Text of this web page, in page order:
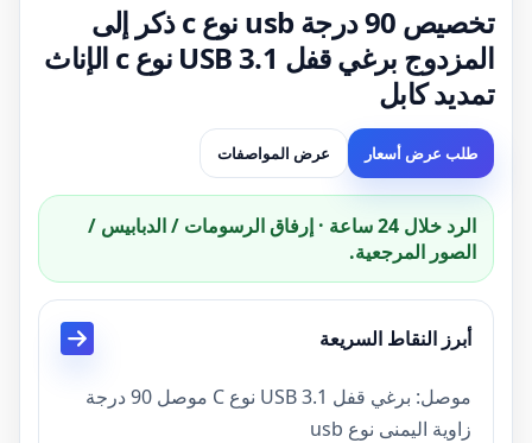
تخصيص 90 درجة usb نوع c ذكر إلى
المزدوج برغي قفل USB 3.1 نوع c الإناث
تمديد كابل
طلب عرض أسعار عرض المواصفات
الرد خلال 24 ساعة · إرفاق الرسومات / الدبابيس /
الصور المرجعية.
أبرز النقاط السريعة
موصل: برغي قفل USB 3.1 نوع C موصل 90 درجة
زاوية اليمنى نوع usb